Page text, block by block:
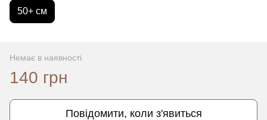
50+ см
Немає в наявності
140 грн
Повідомити, коли з'явиться